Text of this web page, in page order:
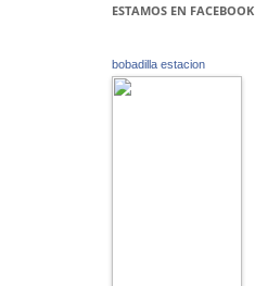
ESTAMOS EN FACEBOOK
bobadilla estacion